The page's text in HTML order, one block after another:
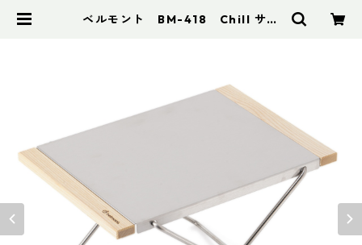
ベルモント BM-418 Chill サイ